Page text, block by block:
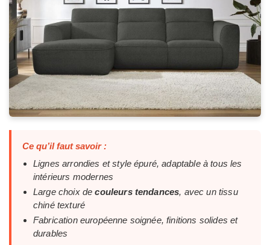
Ce qu’il faut savoir :
Lignes arrondies et style épuré, adaptable à tous les
intérieurs modernes
Large choix decouleurs tendances, avec un tissu
chiné texturé
Fabrication européenne soignée, finitions solides et
durables